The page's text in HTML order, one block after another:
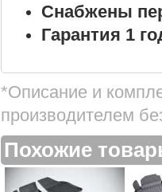
Снабжены
Гарантия 1
*Описание и
производителем
Похожие